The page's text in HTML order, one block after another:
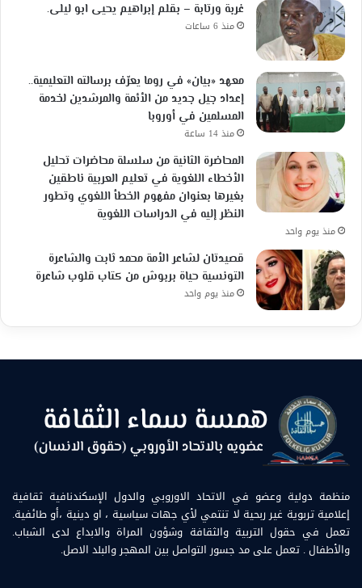
غربة ورتابة – بقلم إبراهيم يحيى ابو ليلى.
منذ 6 ساعات
معهد «بيان» في روما يعرّف برسالته التعليمية..
إعداد جيل جديد من الأئمة والمرشدين لخدمة
المسلمين في أوروبا
منذ 14 ساعة
المحاضرة الثانية من سلسلة محاضرات تحليل
الأخطاء اللغوية في تعليم العربية ناطقين
بغيرها بعنوان مفهوم الخطأ اللغوي وتطور
النظر إليه في الدراسات اللغوية
منذ يوم واحد
قصيدتان لشاعر الأمة محمد ثابت والشاعرة
التونسية حياة بربوش من كتاب قلوب شاعرة
منذ يوم واحد
منظمة دولية وعضو في الاتحاد الاوروبي والدول الإسكندنافية ثقافية
إعلامية تربوية غير ربحية لا تنتمي لأي جهات سياسية ، او دينية ،أو طائفية.
تعمل في حقول التربية والثقافة وشؤون المراة والابداع لدى الشباب.
والأطفال . تعمل على مد جسور التواصل بين المهجر والبلد الاصل.